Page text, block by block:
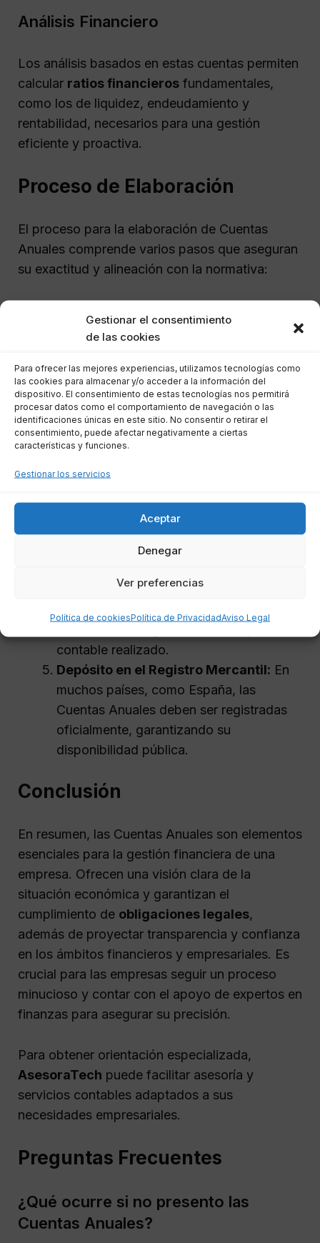
Gestionar el consentimiento
de las cookies
Para ofrecer las mejores experiencias, utilizamos tecnologías como
las cookies para almacenar y/o acceder a la información del
dispositivo. El consentimiento de estas tecnologías nos permitirá
procesar datos como el comportamiento de navegación o las
identificaciones únicas en este sitio. No consentir o retirar el
consentimiento, puede afectar negativamente a ciertas
características y funciones.
Gestionar los servicios
Aceptar
Denegar
Ver preferencias
Política de cookiesPolítica de PrivacidadAviso Legal
Análisis Financiero
Los análisis basados en estas cuentas permiten
calcular ratios financieros fundamentales,
como los de liquidez, endeudamiento y
rentabilidad, necesarios para una gestión
eficiente y proactiva.
Proceso de Elaboración
El proceso para la elaboración de Cuentas
Anuales comprende varios pasos que aseguran
su exactitud y alineación con la normativa:
operaciones del ejercicio deben ser
contables, asegurando coherencia y
precisión en la documentación.
Cierre Contable:Al finalizar el ejercicio,
se ajustan ingresos y gastos para
regularizar saldos, facilitando la
elaboración de estados financieros
Cuentas, verificando su veracidad y
Aprobación: Las Cuentas deben ser
contable realizado.
Depósito en el Registro Mercantil: En
muchos países, como España, las
Cuentas Anuales deben ser registradas
oficialmente, garantizando su
disponibilidad pública.
Conclusión
En resumen, las Cuentas Anuales son elementos
esenciales para la gestión financiera de una
empresa. Ofrecen una visión clara de la
situación económica y garantizan el
cumplimiento de obligaciones legales,
además de proyectar transparencia y confianza
en los ámbitos financieros y empresariales. Es
crucial para las empresas seguir un proceso
minucioso y contar con el apoyo de expertos en
finanzas para asegurar su precisión.
Para obtener orientación especializada,
AsesoraTech puede facilitar asesoría y
servicios contables adaptados a sus
necesidades empresariales.
Preguntas Frecuentes
¿Qué ocurre si no presento las
Cuentas Anuales?